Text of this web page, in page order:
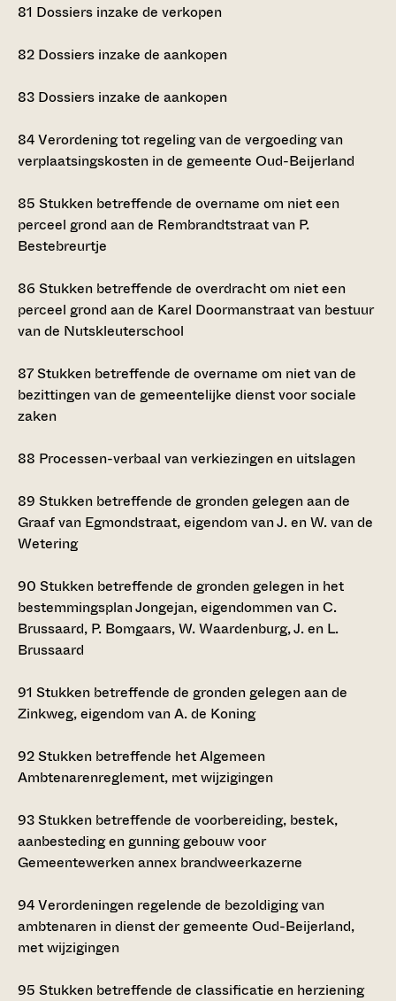
81 Dossiers inzake de verkopen
82 Dossiers inzake de aankopen
83 Dossiers inzake de aankopen
84Verordening tot regeling van de vergoeding van
verplaatsingskosten in de gemeente Oud-Beijerland
85 Stukken betreffende de overname om niet een
perceel grond aan de Rembrandtstraat van P.
Bestebreurtje
86 Stukken betreffende de overdracht om niet een
perceel grond aan de Karel Doormanstraat van bestuur
van de Nutskleuterschool
87Stukken betreffende de overname om niet van de
bezittingen van de gemeentelijke dienst voor sociale
zaken
88 Processen-verbaal van verkiezingen en uitslagen
89 Stukken betreffende de gronden gelegen aan de
Graaf van Egmondstraat, eigendom van J. en W. van de
Wetering
90 Stukken betreffende de gronden gelegen in het
bestemmingsplan Jongejan, eigendommen van C.
Brussaard, P. Bomgaars, W. Waardenburg, J. en L.
Brussaard
91 Stukken betreffende de gronden gelegen aan de
Zinkweg, eigendom van A. de Koning
92Stukken betreffende het Algemeen
Ambtenarenreglement, met wijzigingen
93Stukken betreffende de voorbereiding, bestek,
aanbesteding en gunning gebouw voor
Gemeentewerken annex brandweerkazerne
94Verordeningen regelende de bezoldiging van
ambtenaren in dienst der gemeente Oud-Beijerland,
met wijzigingen
95 Stukken betreffende de classificatie en herziening